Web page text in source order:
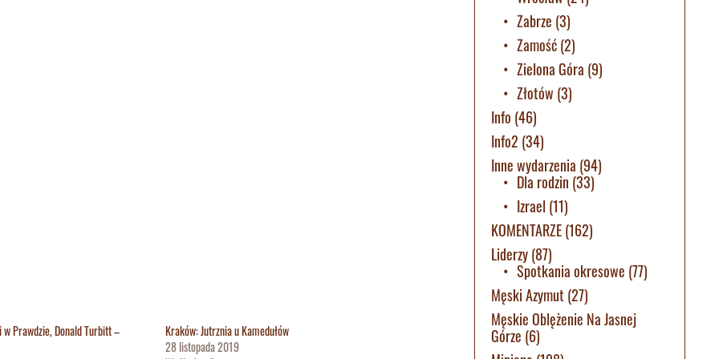
w Prawdzie, Donald Turbitt –
Kraków: Jutrznia u Kamedułów
28 listopada 2019
Zabrze (3)
Zamość(2)
Zielona Góra (9)
Złotów (3)
Info (46)
Info2 (34)
Inne wydarzenia (94)
Dla rodzin (33)
Izrael (11)
KOMENTARZE(162)
Liderzy(87)
Spotkania okresowe (77)
Męski Azymut (27)
Męskie Oblężenie Na Jasnej
Górze (6)